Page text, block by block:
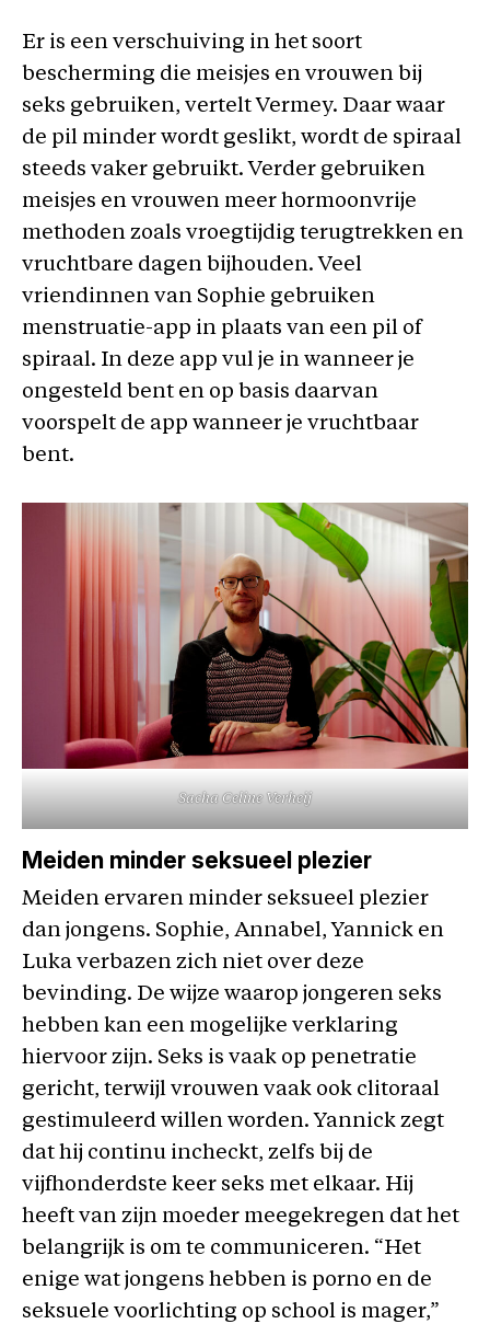
Er is een verschuiving in het soort
bescherming die meisjes en vrouwen bij
seks gebruiken, vertelt Vermey. Daar waar
de pil minder wordt geslikt, wordt de spiraal
steeds vaker gebruikt. Verder gebruiken
meisjes en vrouwen meer hormoonvrije
methoden zoals vroegtijdig terugtrekken en
vruchtbare dagen bijhouden. Veel
vriendinnen van Sophie gebruiken
menstruatie-app in plaats van een pil of
spiraal. In deze app vul je in wanneer je
ongesteld bent en op basis daarvan
voorspelt de app wanneer je vruchtbaar
bent.
Sacha Celine Verheij
Meiden minder seksueel plezier
Meiden ervaren minder seksueel plezier
dan jongens. Sophie, Annabel, Yannick en
Luka verbazen zich niet over deze
bevinding. De wijze waarop jongeren seks
hebben kan een mogelijke verklaring
hiervoor zijn. Seks is vaak op penetratie
gericht, terwijl vrouwen vaak ook clitoraal
gestimuleerd willen worden. Yannick zegt
dat hij continu incheckt, zelfs bij de
vijfhonderdste keer seks met elkaar. Hij
heeft van zijn moeder meegekregen dat het
belangrijk is om te communiceren. “Het
enige wat jongens hebben is porno en de
seksuele voorlichting op school is mager,”